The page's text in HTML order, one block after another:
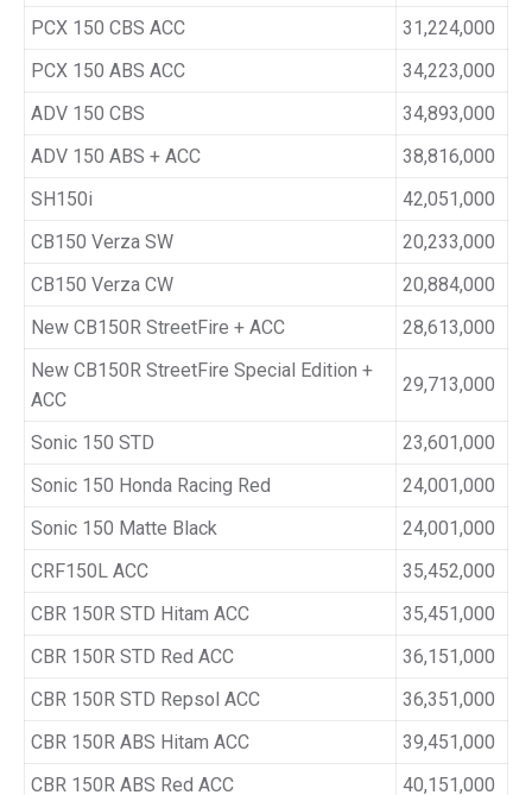
PCX 150 CBS ACC
31,224,000
PCX 150 ABS ACC
34,223,000
ADV 150 CBS
34,893,000
ADV 150 ABS + ACC
38,816,000
SH150i
42,051,000
CB150 Verza SW
20,233,000
CB150 Verza CW
20,884,000
New CB150R StreetFire + ACC
28,613,000
New CB150R StreetFire Special Edition +
ACC
29,713,000
Sonic 150 STD
23,601,000
Sonic 150 Honda Racing Red
24,001,000
Sonic 150 Matte Black
24,001,000
CRF150L ACC
35,452,000
CBR 150R STD Hitam ACC
35,451,000
CBR 150R STD Red ACC
36,151,000
CBR 150R STD Repsol ACC
36,351,000
CBR 150R ABS Hitam ACC
39,451,000
CBR 150R ABS Red ACC
40,151,000